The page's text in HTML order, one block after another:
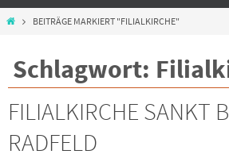
BEITRÄGE MARKIERT "FILIALKIRCHE"
Schlagwort:
FILIALKIRCHE SANKT
RADFELD